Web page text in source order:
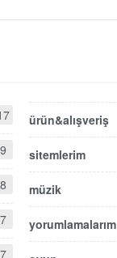
9
8
7
7
ürün&alışveriş
sitemlerim
müzik
yorumlamalarım